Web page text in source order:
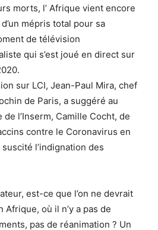
morts, l’ Afrique vient encore
mépris total pour sa
de télévision
qui s’est joué en direct sur
sur LCI, Jean-Paul Mira, chef
de Paris, a suggéré au
l’Inserm, Camille Cocht, de
contre le Coronavirus en
l’indignation des
est-ce que l’on ne devrait
où il n’y a pas de
pas de réanimation ? Un